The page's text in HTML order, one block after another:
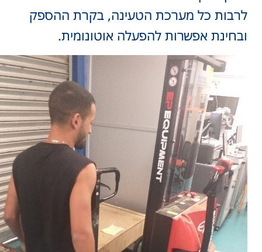
כל מערכת הטעינה, בקרת ההספק
אפשרות להפעלה אוטונומית.